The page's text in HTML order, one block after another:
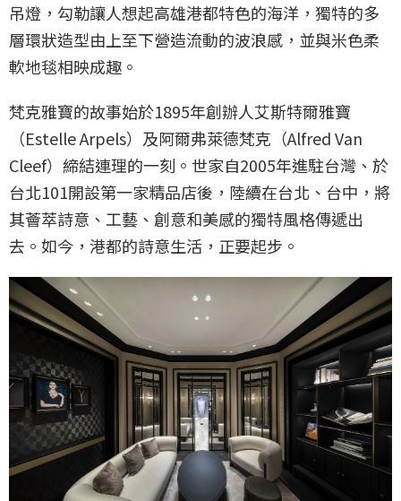
吊燈，勾勒讓人想起高雄港都特色的海洋，獨特的多
層環狀造型由上至下營造流動的波浪感，並與米色柔
軟地毯相映成趣。
梵克雅寶的故事始於1895年創辦人艾斯特爾雅寶
（Estelle Arpels）及阿爾弗萊德梵克（Alfred Van
Cleef）締結連理的一刻。世家自2005年進駐台灣、於
台北101開設第一家精品店後，陸續在台北、台中，將
其薈萃詩意、工藝、創意和美感的獨特風格傳遞出
去。如今，港都的詩意生活，正要起步。